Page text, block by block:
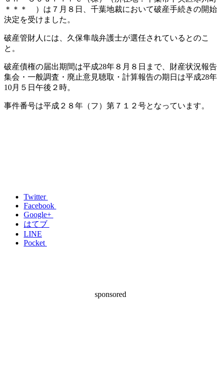
＊＊＊ ）は７月８日、千葉地裁において破産手続きの開始
決定を受けました。
破産管財人には、久保隼哉弁護士が選任されているとのこ
と。
破産債権の届出期間は平成28年８月８日まで、財産状況報告
集会・一般調査・廃止意見聴取・計算報告の期日は平成28年
10月５日午後２時。
事件番号は平成２８年（フ）第７１２号となっています。
Twitter
Facebook
Google+
はてブ
LINE
Pocket
sponsored